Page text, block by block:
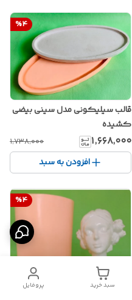
%4
قالب سیلیکونی مدل سینی بیضی
کشیده
۱٬۶۶۸٬۰۰۰ ۱٬۷۳۸٬۰۰۰
افزودن به سبد
%4
پروفایل سبد خرید